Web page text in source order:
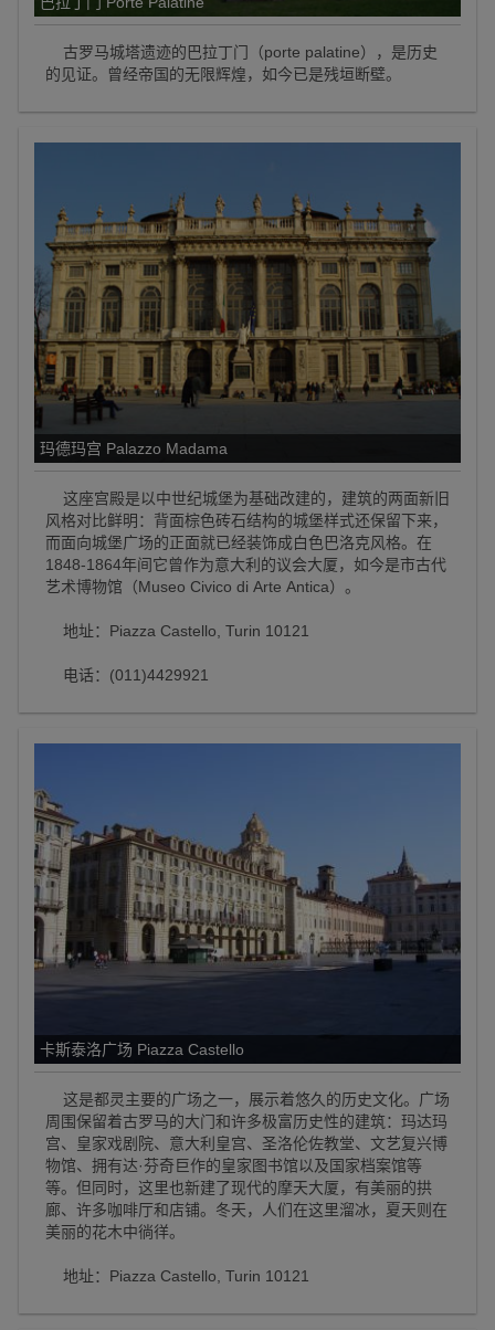
古罗马城塔遗迹的巴拉丁门（porte palatine），是历史
的见证。曾经帝国的无限辉煌，如今已是残垣断壁。
玛德玛宫 Palazzo Madama
这座宫殿是以中世纪城堡为基础改建的，建筑的两面新旧
风格对比鲜明：背面棕色砖石结构的城堡样式还保留下来，
而面向城堡广场的正面就已经装饰成白色巴洛克风格。在
1848-1864年间它曾作为意大利的议会大厦，如今是市古代
艺术博物馆（Museo Civico di Arte Antica）。
地址：Piazza Castello, Turin 10121
电话：(011)4429921
卡斯泰洛广场 Piazza Castello
这是都灵主要的广场之一，展示着悠久的历史文化。广场
周围保留着古罗马的大门和许多极富历史性的建筑：玛达玛
宫、皇家戏剧院、意大利皇宫、圣洛伦佐教堂、文艺复兴博
物馆、拥有达·芬奇巨作的皇家图书馆以及国家档案馆等
等。但同时，这里也新建了现代的摩天大厦，有美丽的拱
廊、许多咖啡厅和店铺。冬天，人们在这里溜冰，夏天则在
美丽的花木中徜徉。
地址：Piazza Castello, Turin 10121